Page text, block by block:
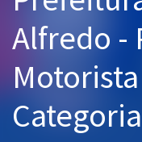
Graduação
OAB
Mentorias
Alfredo -
Motorista